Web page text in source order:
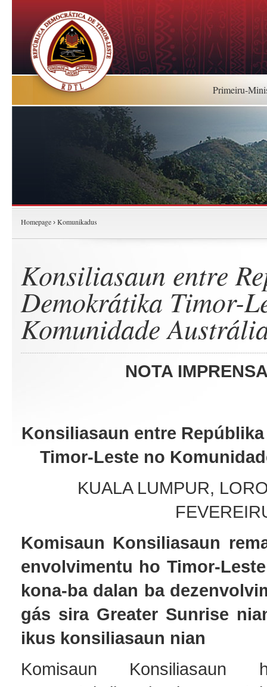
Primeiru-
Homepage › Komunikadus
Konsiliasaun entre
Demokrátika Timor-
Komunidade
NOTA
Konsiliasaun entre
Timor-Leste no
KUALA LUMPUR,
Komisaun Konsiliasaun
envolvimentu ho Timor-
kona-ba dalan ba
gás sira Greater Sunrise
ikus konsiliasaun nian
Komisaun Konsiliasaun